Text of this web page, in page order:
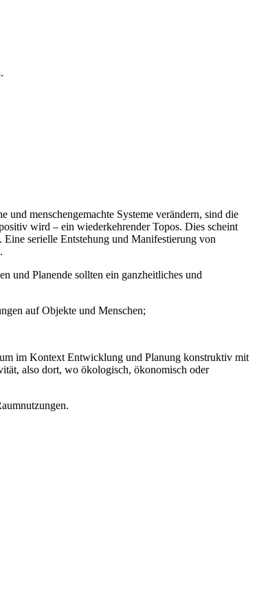
menschengemachte Systeme verändern, sind die
wird – ein wiederkehrender Topos. Dies scheint
serielle Entstehung und Manifestierung von
und Planende sollten ein ganzheitliches und
auf Objekte und Menschen;
im Kontext Entwicklung und Planung konstruktiv mit
also dort, wo ökologisch, ökonomisch oder